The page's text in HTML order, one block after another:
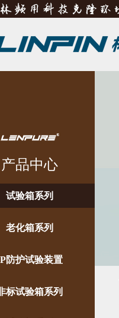
产品中心
试验箱系列
老化箱系列
防护试验装置
标试验箱系列